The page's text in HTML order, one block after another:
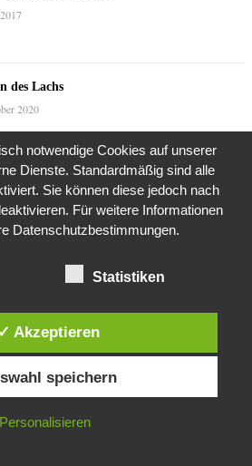
des Lachs
2020
das? -Mars „SOL 735“ Rover Curiosity
Lüge (1/8 Teil)
Durch die weitere Nutzung dieser
von Cookies zu.
IN ORDNUNG
notwendige Cookies auf unserer
Dienste. Standardmäßig sind alle
Sie können diese jedoch nach
Für weitere Informationen
Datenschutzbestimmungen.
Statistiken
✓ Akzeptieren
speichern
Personalisieren